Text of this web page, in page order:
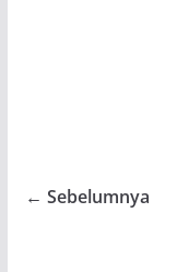
← Sebelumnya